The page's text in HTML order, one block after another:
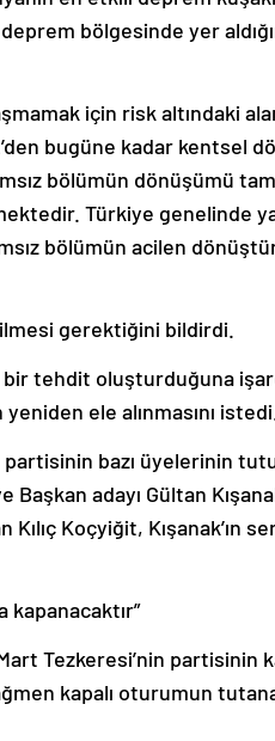
bölgesinde yer
için risk altındaki
bugüne kadar kentsel
bölümün dönüşümü
Türkiye genelinde
bölümün acilen
gerektiğini bildirdi.
tehdit oluşturduğuna
ele alınmasını istedi.
bazı üyelerinin
adayı Gültan
Koçyiğit, Kışanak’ın
kapanacaktır”
Tezkeresi’nin partisinin
kapalı oturumun